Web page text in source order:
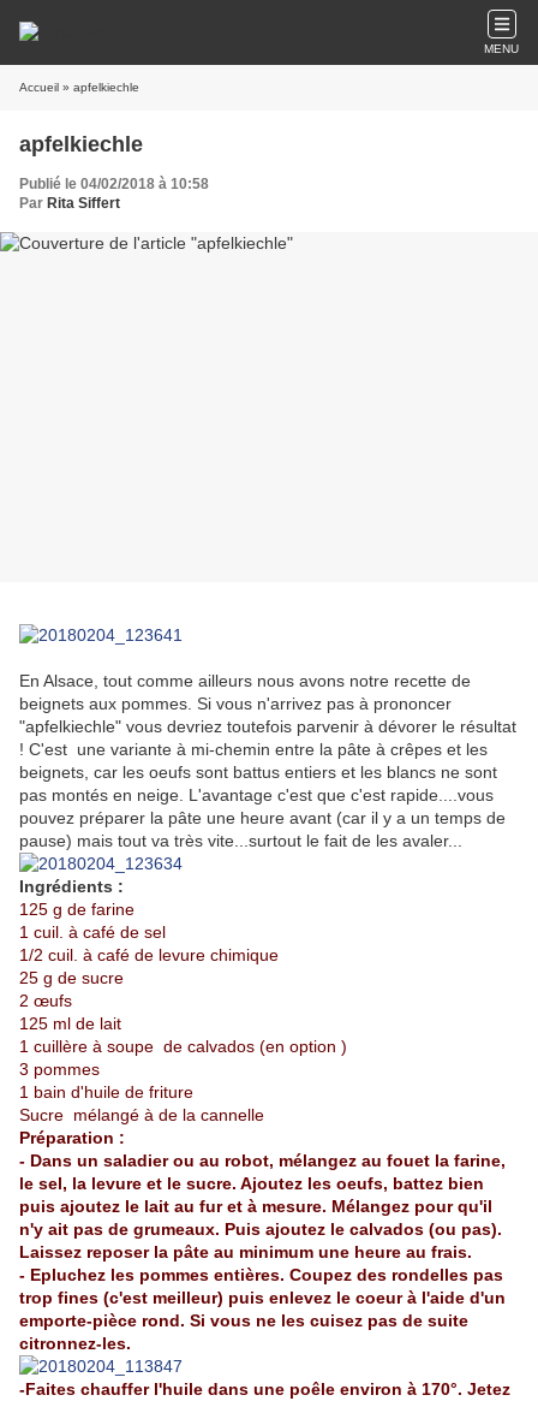
MENU
Accueil » apfelkiechle
apfelkiechle
Publié le 04/02/2018 à 10:58
Par Rita Siffert
En Alsace, tout comme ailleurs nous avons notre recette de
beignets aux pommes. Si vous n'arrivez pas à prononcer
"apfelkiechle" vous devriez toutefois parvenir à dévorer le résultat
! C'est une variante à mi-chemin entre la pâte à crêpes et les
beignets, car les oeufs sont battus entiers et les blancs ne sont
pas montés en neige. L'avantage c'est que c'est rapide....vous
pouvez préparer la pâte une heure avant (car il y a un temps de
pause) mais tout va très vite...surtout le fait de les avaler...
Ingrédients :
125 g de farine
1 cuil. à café de sel
1/2 cuil. à café de levure chimique
25 g de sucre
2 œufs
125 ml de lait
1 cuillère à soupe de calvados (en option )
3 pommes
1 bain d'huile de friture
Sucre mélangé à de la cannelle
Préparation :
- Dans un saladier ou au robot, mélangez au fouet la farine,
le sel, la levure et le sucre. Ajoutez les oeufs, battez bien
puis ajoutez le lait au fur et à mesure. Mélangez pour qu'il
n'y ait pas de grumeaux. Puis ajoutez le calvados (ou pas).
Laissez reposer la pâte au minimum une heure au frais.
- Epluchez les pommes entières. Coupez des rondelles pas
trop fines (c'est meilleur) puis enlevez le coeur à l'aide d'un
emporte-pièce rond. Si vous ne les cuisez pas de suite
citronnez-les.
-Faites chauffer l'huile dans une poêle environ à 170°. Jetez